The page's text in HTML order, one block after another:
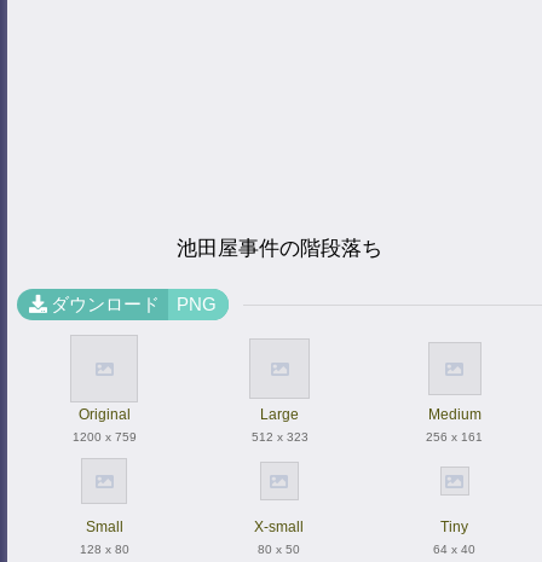
池田屋事件の階段落ち
ダウンロード PNG
Original
1200 x 759
Large
512 x 323
Medium
256 x 161
Small
128 x 80
X-small
80 x 50
Tiny
64 x 40